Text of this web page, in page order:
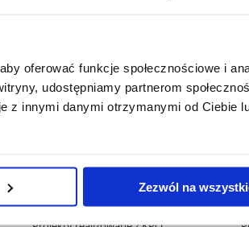
oferować funkcje społecznościowe i
udostępniamy partnerom
z innymi danymi otrzymanymi od Ciebie
Zezwól na
Zamówienia publiczne
Fundusze strukturalne
Projekty współfinansowane przez UE